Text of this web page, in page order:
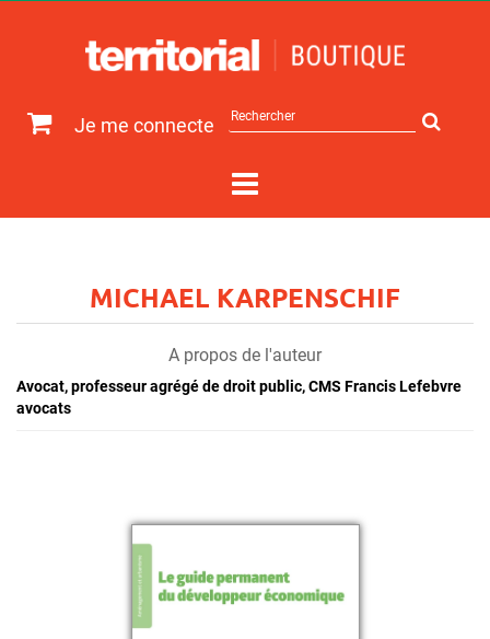
Je me connecte
sur
MICHAEL KARPENSCHIF
A propos de l'auteur
Avocat, professeur agrégé de droit public, CMS Francis Lefebvre
avocats